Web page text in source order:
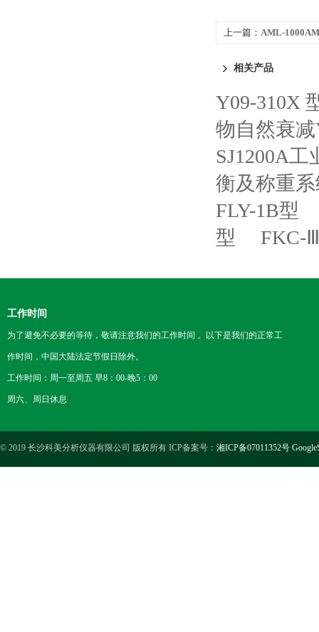
上一篇： AML-
相关产品
Y09-310X
物自然衰减
SJ1200A工
衡及称重
FLY-1B型
型
FKC-
工作时间
为了避免不必要的等待，敬请注意我们的工作时间 。以下是我们的正常工
作时间，中国大陆法定节假日除外。
工作时间：周一至周五 早8：00-晚5：00
周六、周日休息
© 2019 长沙科美分析仪器有限公司 版权所有 ICP备案号： 湘ICP备07011352号